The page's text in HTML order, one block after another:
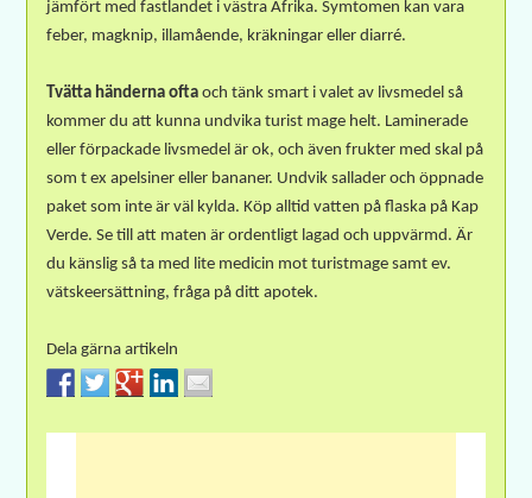
jämfört med fastlandet i västra Afrika. Symtomen kan vara
feber, magknip, illamående, kräkningar eller diarré.
Tvätta händerna ofta och tänk smart i valet av livsmedel så
kommer du att kunna undvika turist mage helt. Laminerade
eller förpackade livsmedel är ok, och även frukter med skal på
som t ex apelsiner eller bananer. Undvik sallader och öppnade
paket som inte är väl kylda. Köp alltid vatten på flaska på Kap
Verde. Se till att maten är ordentligt lagad och uppvärmd. Är
du känslig så ta med lite medicin mot turistmage samt ev.
vätskeersättning, fråga på ditt apotek.
Dela gärna artikeln